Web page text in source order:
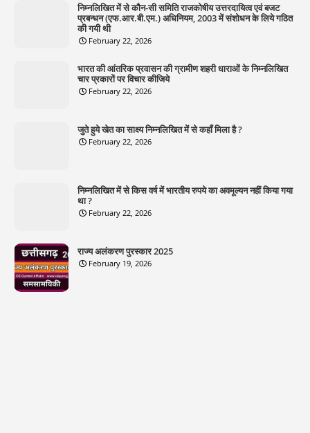
निम्नलिखित में से कौन-सी समिति राजकोषीय उत्तरदायित्व एवं बजट
प्रबन्धन (एफ.आर.बी.एम.) अधिनियम, 2003 में संशोधन के लिये गठित
की गयी थी
February 22, 2026
भारत की आंतरिक प्रवासन की ग्रामीण शहरी धाराओं के निम्नलिखित
चार प्रकारों पर विचार कीजिये
February 22, 2026
जुते हुये खेत का साक्ष्य निम्नलिखित में से कहाँ मिला है ?
February 22, 2026
निम्नलिखित में से किस वर्ष में भारतीय रुपये का अवमूल्यन नहीं किया गया
था ?
February 22, 2026
राज्य अलंकरण पुरस्कार 2025
February 19, 2026